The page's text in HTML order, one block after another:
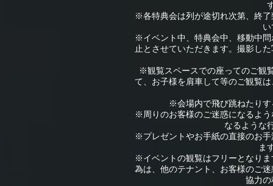
※各特典会は列が途切れ次第、終
※イベント中、特典会中、移動中
止とさせていただきます。撮影し
※観覧スペースでの座ってのご観
て、お子様を肩車して等のご観覧
※会場内で飛び跳ねたり
※周りのお客様のご迷惑になるよ
なるような
※プレゼントやお手紙の直接のお
ま
※イベントの観覧はフリーとなり
為は、他のテナント、お客様のご
協力